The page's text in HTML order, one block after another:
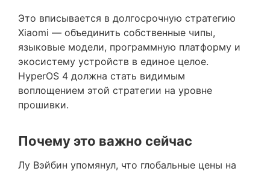
Это вписывается в долгосрочную стратегию
Xiaomi — объединить собственные чипы,
языковые модели, программную платформу и
экосистему устройств в единое целое.
HyperOS 4 должна стать видимым
воплощением этой стратегии на уровне
прошивки.
Почему это важно сейчас
Лу Вэйбин упомянул, что глобальные цены на